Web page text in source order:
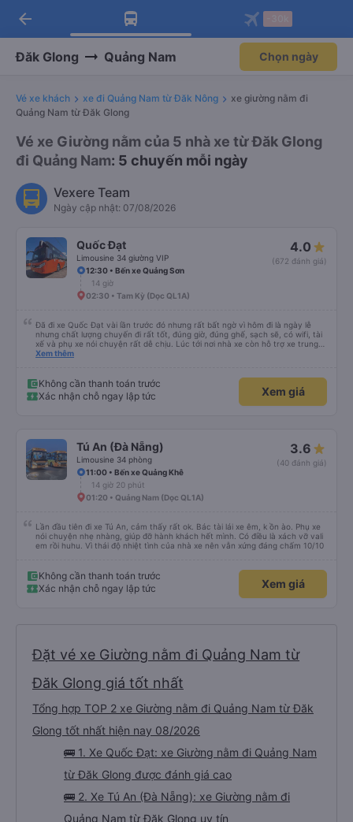
Tải app Vexere ngay!
Nhận ưu đãi thành viên độc
Mở app
Tải app Vexere
-30k/ghế khi đặt vé máy bay qua
Mở app
arrow_back
Đăk Glong Quảng Nam Chọn ngày
Vé xe khách xe đi Quảng Nam từ Đăk Nông
xe giường nằm đi
Quảng Nam từ Đăk Glong
Vé xe Giường nằm của 5 nhà xe từ Đăk Glong
đi Quảng Nam: 5 chuyến mỗi ngày
Vexere Team
Ngày cập nhật: 07/08/2026
Quốc Đạt
Limousine 34 giường VIP
4.0
(672 đánh giá)
12:30 • Bến xe Quảng Sơn
14 giờ
02:30 • Tam Kỳ (Dọc QL1A)
Đã đi xe Quốc Đạt vài lần trước đó nhưng rất bất ngờ vì hôm đi là ngày lễ
nhưng chất lượng chuyến đi rất tốt, đúng giờ, đúng ghế, sạch sẽ, có wifi, tài
xế và phụ xe nói chuyện rất dễ chịu. Lúc tới nơi nhà xe còn hỗ trợ xe trung
chuyển tới tận nhà. 10đ cho nhà xe, hy vọng nhà xe duy trì được chất lượng
Xem thêm
Không cần thanh toán trước
Xác nhận chỗ ngay lập tức
Xem giá
Tú An (Đà Nẵng)
Limousine 34 phòng
3.6
(40 đánh giá)
11:00 • Bến xe Quảng Khê
14 giờ 20 phút
01:20 • Quảng Nam (Dọc QL1A)
Lần đầu tiên đi xe Tú An, cảm thấy rất ok. Bác tài lái xe êm, k ồn ào. Phụ xe
nói chuyện nhẹ nhàng, giúp đỡ hành khách hết mình. Có điều là xách vỡ vali
em rồi huhu. Vì thái độ nhiệt tình của nhà xe nên vẫn xứng đáng chấm 10/10
Không cần thanh toán trước
Xác nhận chỗ ngay lập tức
Xem giá
Đặt vé xe Giường nằm đi Quảng Nam từ
Đăk Glong giá tốt nhất
Tổng hợp TOP 2 xe Giường nằm đi Quảng Nam từ Đăk
Glong tốt nhất hiện nay 08/2026
🚌 1. Xe Quốc Đạt: xe Giường nằm đi Quảng Nam
từ Đăk Glong được đánh giá cao
🚌 2. Xe Tú An (Đà Nẵng): xe Giường nằm đi
Quảng Nam từ Đăk Glong uy tín